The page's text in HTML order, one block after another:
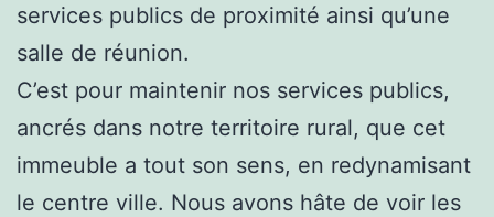
services publics de proximité ainsi qu’une
salle de réunion.
C’est pour maintenir nos services publics,
ancrés dans notre territoire rural, que cet
immeuble a tout son sens, en redynamisant
le centre ville. Nous avons hâte de voir les